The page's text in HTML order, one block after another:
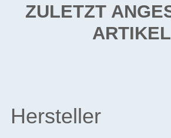
ZULETZT
ARTIKEL
Hersteller